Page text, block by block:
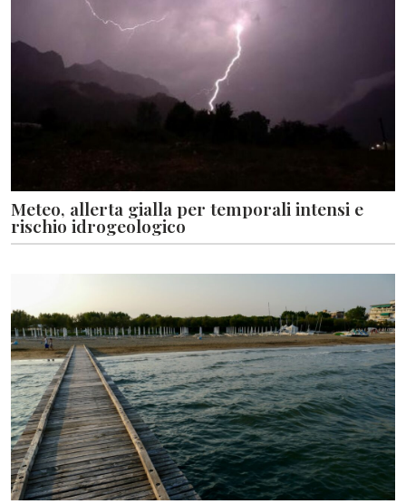
Meteo, allerta gialla per temporali intensi e
rischio idrogeologico